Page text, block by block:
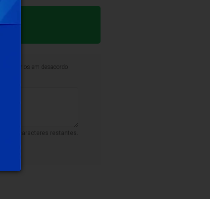
em desacordo
caracteres restantes.